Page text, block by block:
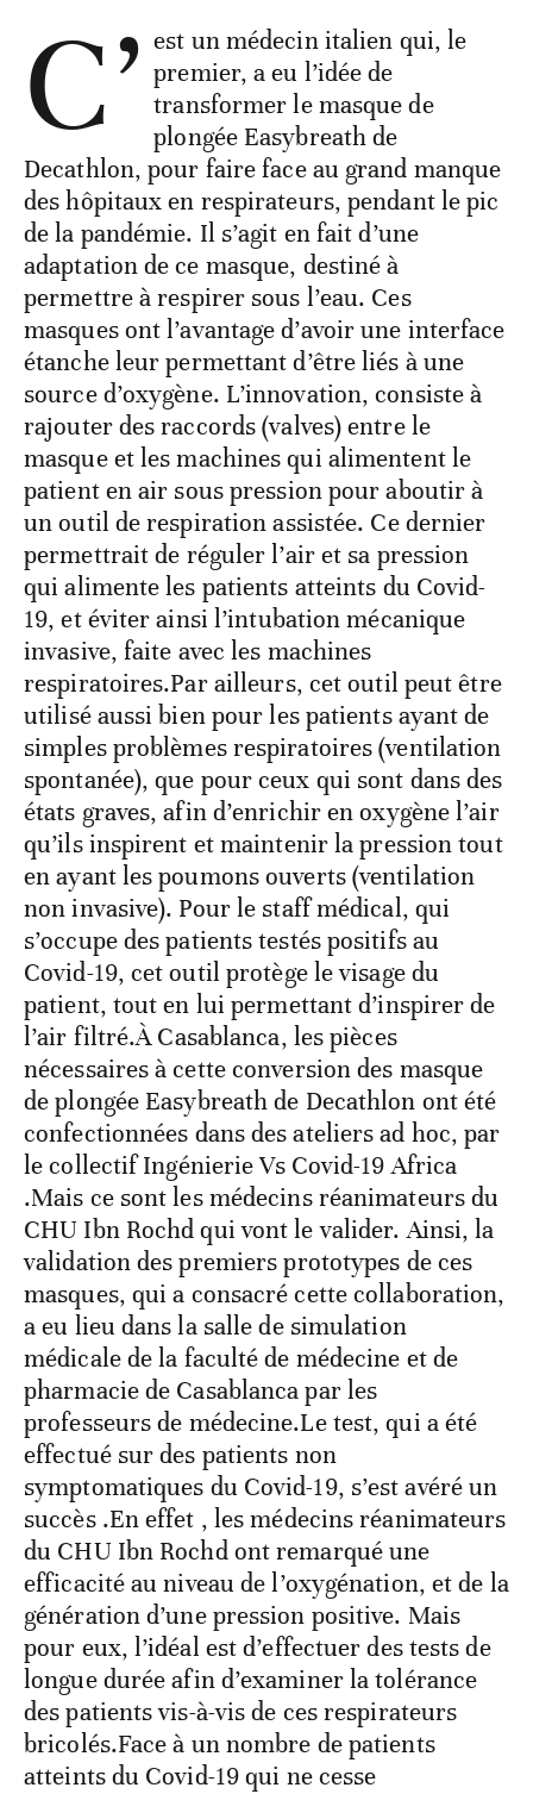
C’ est un médecin italien qui, le
premier, a eu l’idée de
transformer le masque de
plongée Easybreath de
Decathlon, pour faire face au grand manque
des hôpitaux en respirateurs, pendant le pic
de la pandémie. Il s’agit en fait d’une
adaptation de ce masque, destiné à
permettre à respirer sous l’eau. Ces
masques ont l’avantage d’avoir une interface
étanche leur permettant d’être liés à une
source d’oxygène. L’innovation, consiste à
rajouter des raccords (valves) entre le
masque et les machines qui alimentent le
patient en air sous pression pour aboutir à
un outil de respiration assistée. Ce dernier
permettrait de réguler l’air et sa pression
qui alimente les patients atteints du Covid-
19, et éviter ainsi l’intubation mécanique
invasive, faite avec les machines
respiratoires.Par ailleurs, cet outil peut être
utilisé aussi bien pour les patients ayant de
simples problèmes respiratoires (ventilation
spontanée), que pour ceux qui sont dans des
états graves, afin d’enrichir en oxygène l’air
qu’ils inspirent et maintenir la pression tout
en ayant les poumons ouverts (ventilation
non invasive). Pour le staff médical, qui
s’occupe des patients testés positifs au
Covid-19, cet outil protège le visage du
patient, tout en lui permettant d’inspirer de
l’air filtré.À Casablanca, les pièces
nécessaires à cette conversion des masque
de plongée Easybreath de Decathlon ont été
confectionnées dans des ateliers ad hoc, par
le collectif Ingénierie Vs Covid-19 Africa
.Mais ce sont les médecins réanimateurs du
CHU Ibn Rochd qui vont le valider. Ainsi, la
validation des premiers prototypes de ces
masques, qui a consacré cette collaboration,
a eu lieu dans la salle de simulation
médicale de la faculté de médecine et de
pharmacie de Casablanca par les
professeurs de médecine.Le test, qui a été
effectué sur des patients non
symptomatiques du Covid-19, s’est avéré un
succès .En effet , les médecins réanimateurs
du CHU Ibn Rochd ont remarqué une
efficacité au niveau de l’oxygénation, et de la
génération d’une pression positive. Mais
pour eux, l’idéal est d’effectuer des tests de
longue durée afin d’examiner la tolérance
des patients vis-à-vis de ces respirateurs
bricolés.Face à un nombre de patients
atteints du Covid-19 qui ne cesse